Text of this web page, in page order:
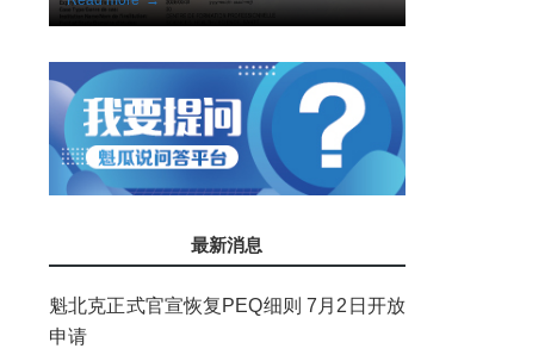
最新消息
魁北克正式官宣恢复PEQ细则 7月2日开放
申请